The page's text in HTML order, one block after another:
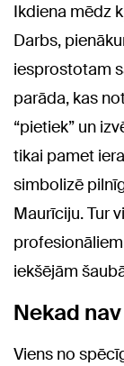
Ikdiena mēdz
Darbs,
iesprostotam
parāda, kas
“pietiek” un
tikai pamet
simbolizē
Maurīciju. Tur
iekšējām
Nekad
Viens no